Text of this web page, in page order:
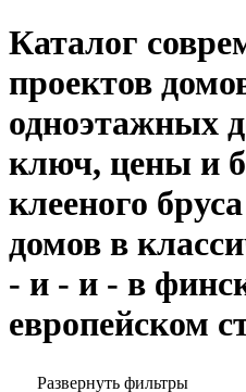
Каталог
проектов
одноэтажных
ключ, цены и
клееного
домов в
- и - и - в
европейском
Развернуть фильтры